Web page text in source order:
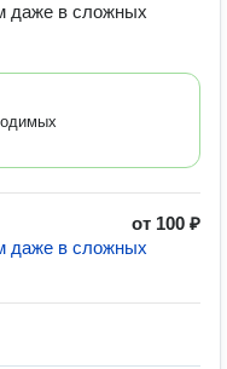
даже в сложных
от 100 ₽
даже в сложных